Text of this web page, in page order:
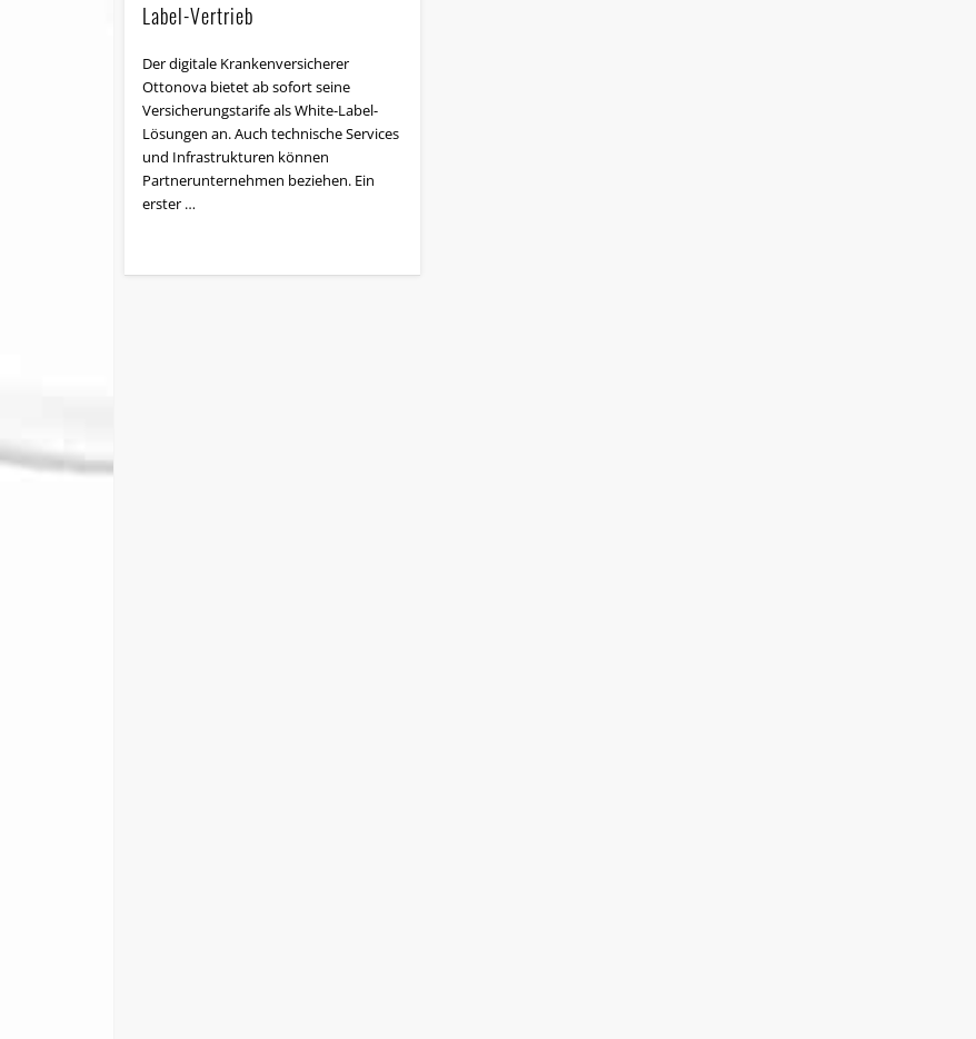
Label-Vertrieb
Der digitale Krankenversicherer
Ottonova bietet ab sofort seine
Versicherungstarife als White-Label-
Lösungen an. Auch technische Services
und Infrastrukturen können
Partnerunternehmen beziehen. Ein
erster …